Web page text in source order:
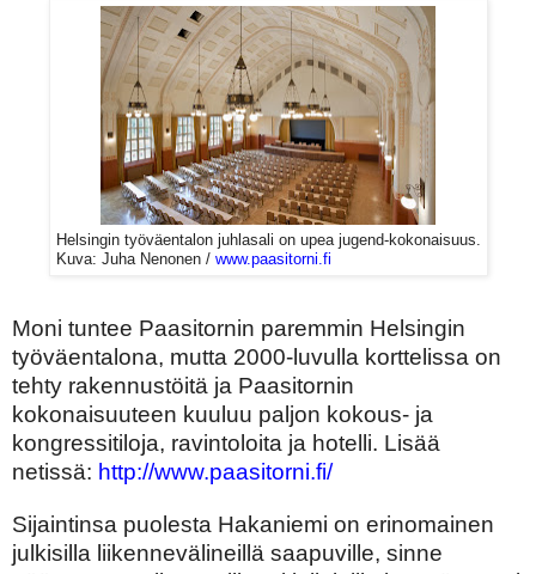
Helsingin työväentalon juhlasali on upea jugend-kokonaisuus.
Kuva: Juha Nenonen / www.paasitorni.fi
Moni tuntee Paasitornin paremmin Helsingin
työväentalona, mutta 2000-luvulla korttelissa on
tehty rakennustöitä ja Paasitornin
kokonaisuuteen kuuluu paljon kokous- ja
kongressitiloja, ravintoloita ja hotelli. Lisää
netissä: http://www.paasitorni.fi/
Sijaintinsa puolesta Hakaniemi on erinomainen
julkisilla liikennevälineillä saapuville, sinne